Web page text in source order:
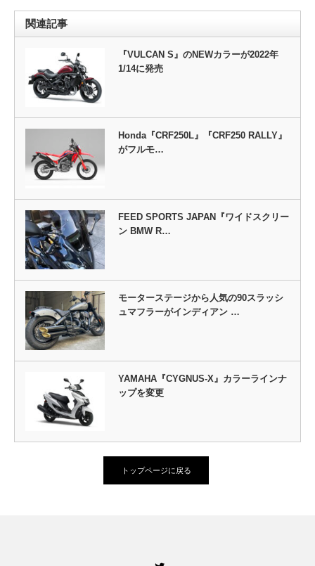
関連記事
『VULCAN S』のNEWカラーが2022年
1/14に発売
Honda『CRF250L』『CRF250 RALLY』
がフルモ…
FEED SPORTS JAPAN『ワイドスクリー
ン BMW R…
モーターステージから人気の90スラッシ
ュマフラーがインディアン …
YAMAHA『CYGNUS-X』カラーラインナ
ップを変更
トップページに戻る